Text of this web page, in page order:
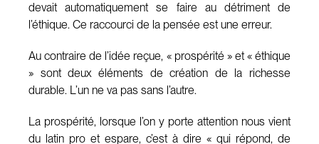
devait automatiquement se faire au détriment de
l’éthique. Ce raccourci de la pensée est une erreur.
Au contraire de l’idée reçue, « prospérité » et « éthique
» sont deux éléments de création de la richesse
durable. L’un ne va pas sans l’autre.
La prospérité, lorsque l’on y porte attention nous vient
du latin pro et espare, c’est à dire « qui répond, de